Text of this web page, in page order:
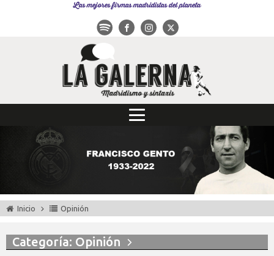
Las mejores firmas madridistas del planeta
Inicio Opinión
Categoría: Opinión